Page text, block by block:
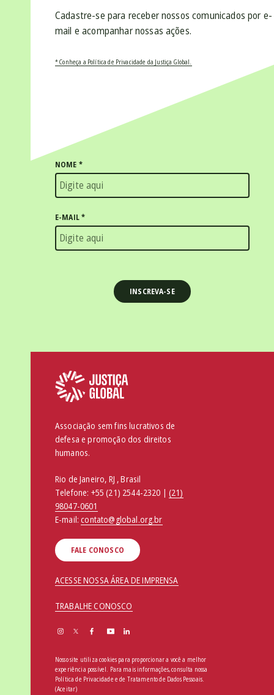
Cadastre-se para receber nossos comunicados por e-
mail e acompanhar nossas ações.
* Conheça a Política de Privacidade da Justiça Global.
NOME *
E-MAIL*
Associação sem fins lucrativos de
defesa e promoção dos direitos
humanos.
Rio de Janeiro, RJ , Brasil
Telefone: +55 (21) 2544-2320 | (21)
98047-0601
E-mail:contato@global.org.br
FALE CONOSCO
ACESSE NOSSA ÁREA DE IMPRENSA
TRABALHE CONOSCO
Nosso site utiliza cookies para proporcionar a você a melhor
experiência possível. Para mais informações, consulta nossa
Política de Privacidade e de Tratamento de Dados Pessoais
(Aceitar)